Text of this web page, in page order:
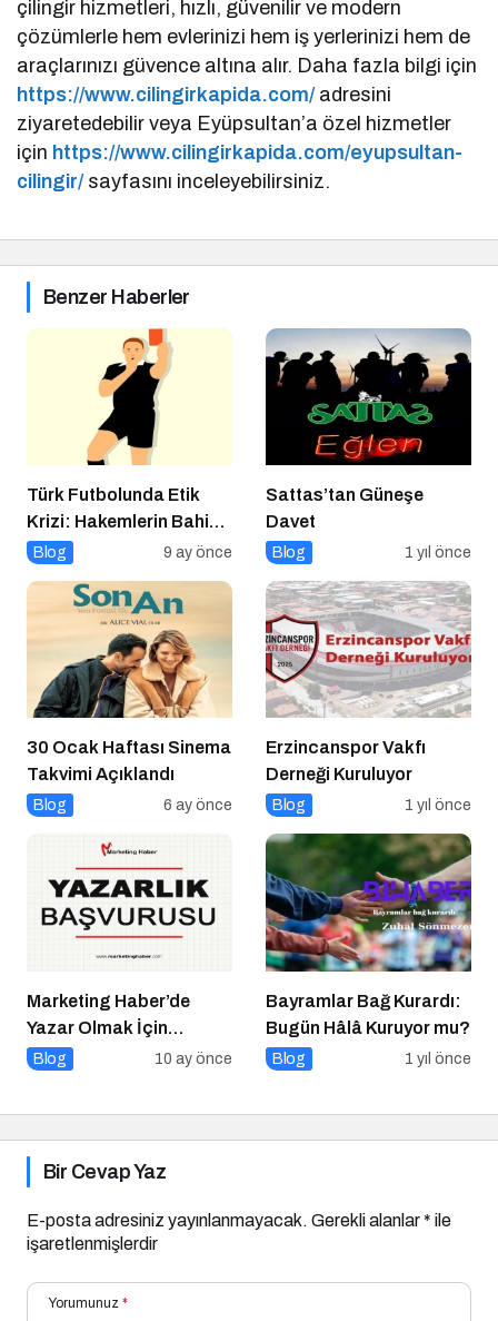
çilingir hizmetleri, hızlı, güvenilir ve modern
çözümlerle hem evlerinizi hem iş yerlerinizi hem de
araçlarınızı güvence altına alır. Daha fazla bilgi için
https://www.cilingirkapida.com/adresini
ziyaretedebilir veya Eyüpsultan’a özel hizmetler
için https://www.cilingirkapida.com/eyupsultan-
cilingir/sayfasını inceleyebilirsiniz.
Benzer Haberler
Türk Futbolunda Etik
Krizi: Hakemlerin Bahis
Skandalı
Blog 9 ay önce
Sattas’tan Güneşe
Davet
Blog 1 yıl önce
30 Ocak Haftası Sinema
Takvimi Açıklandı
Blog 6 ay önce
Erzincanspor Vakfı
Derneği Kuruluyor
Blog 1 yıl önce
Marketing Haber’de
Yazar Olmak İçin
Yazarlık Başvurusu
Blog 10 ay önce
Bayramlar Bağ Kurardı:
Bugün Hâlâ Kuruyor mu?
Blog 1 yıl önce
Bir Cevap Yaz
E-posta adresiniz yayınlanmayacak. Gerekli alanlar* ile
işaretlenmişlerdir
Yorumunuz *